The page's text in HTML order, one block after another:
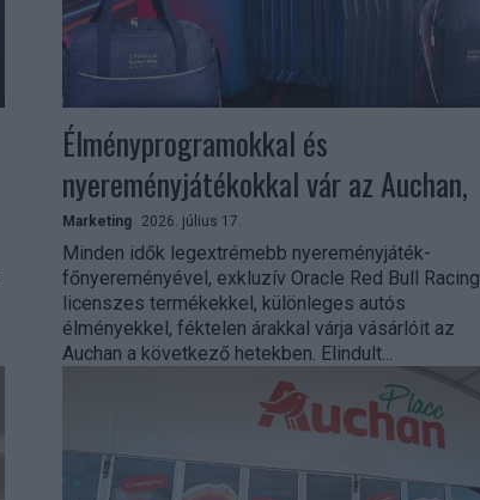
Élményprogramokkal és
nyereményjátékokkal vár az Auchan,
Marketing 2026. július 17.
Minden idők legextrémebb nyereményjáték-
főnyereményével, exkluzív Oracle Red Bull Racing
licenszes termékekkel, különleges autós
élményekkel, féktelen árakkal várja vásárlóit az
Auchan a következő hetekben. Elindult...